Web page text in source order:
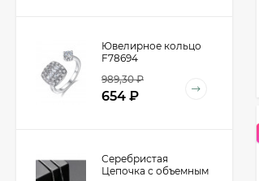
Ювелирное кольцо
F78694
989,30₽
654 ₽
Серебристая
Цепочка с объемным